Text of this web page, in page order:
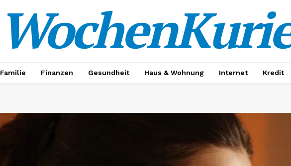
Familie Finanzen Gesundheit Haus & Wohnung Internet Kredit